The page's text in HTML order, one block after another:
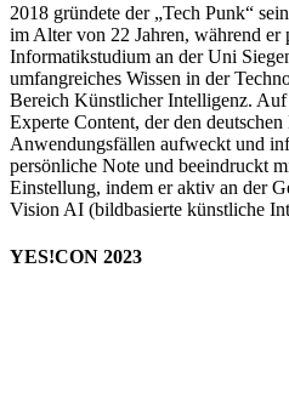
2018 gründete der „Tech Punk“
im Alter von 22 Jahren, während er
Informatikstudium an der Uni
umfangreiches Wissen in der
Bereich Künstlicher Intelligenz.
Experte Content, der den
Anwendungsfällen aufweckt und
persönliche Note und beeindruckt
Einstellung, indem er aktiv an der
Vision AI (bildbasierte künstliche
YES!CON 2023